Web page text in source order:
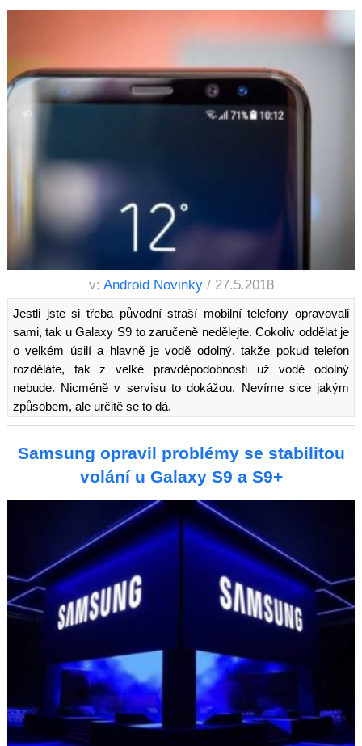
v: Android Novinky / 27.5.2018
Jestli jste si třeba původní straší mobilní telefony opravovali
sami, tak u Galaxy S9 to zaručeně nedělejte. Cokoliv oddělat je
o velkém úsilí a hlavně je vodě odolný, takže pokud telefon
rozděláte, tak z velké pravděpodobnosti už vodě odolný
nebude. Nicméně v servisu to dokážou. Nevíme sice jakým
způsobem, ale určitě se to dá.
Samsung opravil problémy se stabilitou
volání u Galaxy S9 a S9+